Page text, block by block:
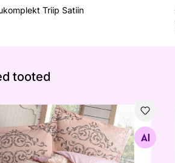
Triip Satiin
tooted
Valentina 200x220 cm
Otsi sarnaseid